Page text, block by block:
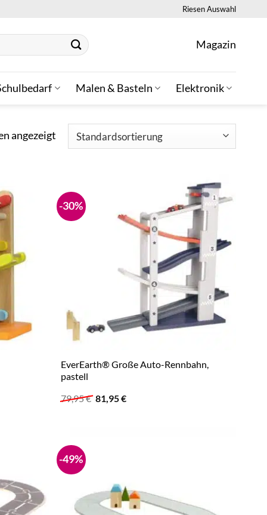
Riesen Auswahl
Magazin
Malen & Basteln Elektronik
angezeigt
-30%
EverEarth® Große Auto-Rennbahn,
pastell
79,95€ Ursprünglicher
Preis
81,95€Aktueller
-49%